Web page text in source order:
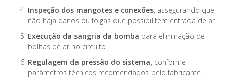
Inspeção dos mangotes e conexões, assegurando que
não haja danos ou folgas que possibilitem entrada de ar.
Execução da sangria da bomba para eliminação de
bolhas de ar no circuito.
Regulagem da pressão do sistema, conforme
parâmetros técnicos recomendados pelo fabricante.